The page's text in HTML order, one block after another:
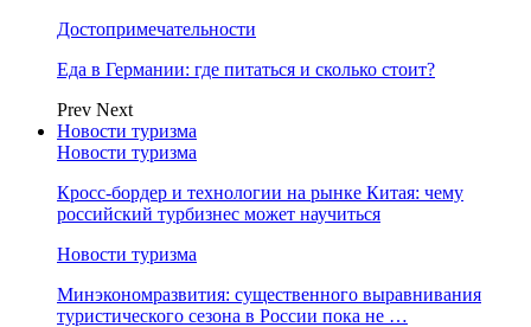
Достопримечательности
Еда в Германии: где питаться и сколько стоит?
Prev Next
Новости туризма
Новости туризма
Кросс-бордер и технологии на рынке Китая: чему
российский турбизнес может научиться
Новости туризма
Минэкономразвития: существенного выравнивания
туристического сезона в России пока не …